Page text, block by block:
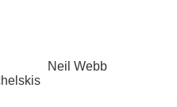
Neil Webb